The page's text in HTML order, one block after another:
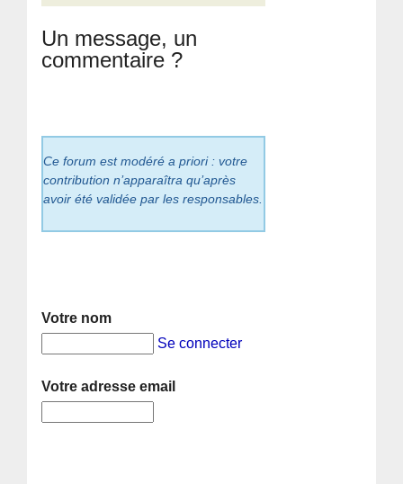
Un message, un
commentaire ?
Ce forum est modéré a priori : votre
contribution n’apparaîtra qu’après
avoir été validée par les responsables.
Votre nom
Se connecter
Votre adresse email